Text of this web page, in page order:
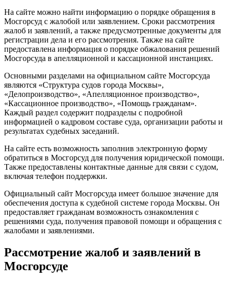
На сайте можно найти информацию о порядке обращения в
Мосгорсуд с жалобой или заявлением. Сроки рассмотрения
жалоб и заявлений, а также предусмотренные документы для
регистрации дела и его рассмотрения. Также на сайте
предоставлена информация о порядке обжалования решений
Мосгорсуда в апелляционной и кассационной инстанциях.
Основными разделами на официальном сайте Мосгорсуда
являются «Структура судов города Москвы»,
«Делопроизводство», «Апелляционное производство»,
«Кассационное производство», «Помощь гражданам».
Каждый раздел содержит подразделы с подробной
информацией о кадровом составе суда, организации работы и
результатах судебных заседаний.
На сайте есть возможность заполнив электронную форму
обратиться в Мосгорсуд для получения юридической помощи.
Также предоставлены контактные данные для связи с судом,
включая телефон поддержки.
Официальный сайт Мосгорсуда имеет большое значение для
обеспечения доступа к судебной системе города Москвы. Он
предоставляет гражданам возможность ознакомления с
решениями суда, получения правовой помощи и обращения с
жалобами и заявлениями.
Рассмотрение жалоб и заявлений в
Мосгорсуде